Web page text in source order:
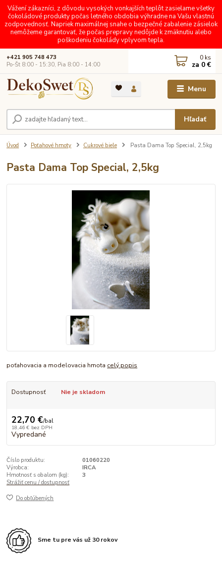
Vážení zákazníci, z dôvodu vysokých vonkajších teplôt zasielame všetky
čokoládové produkty počas letného obdobia výhradne na Vašu vlastnú
zodpovednosť. Napriek maximálnej snahe o bezpečné zabalenie zásielok
nemôžeme garantovať, že počas prepravy nedôjde k zmäknutiu alebo
poškodeniu čokolády vplyvom tepla.
Menu
Hľadať
+421 905 748 473
Po-Št 8:00 - 15:30, Pia 8:00 - 14:00
0 ks
za 0 €
Úvod Poťahové hmoty Cukrové biele Pasta Dama Top Special, 2,5kg
Pasta Dama Top Special, 2,5kg
poťahovacia a modelovacia hmota celý popis
Dostupnosť Nie je skladom
22,70 €/bal
18,46 € bez DPH
Vypredané
Číslo produktu:
01060220
Výrobca:
IRCA
Hmotnosť s obalom (kg):
3
Strážiť cenu / dostupnosť
Do obľúbených
Sme tu pre vás už 30 rokov